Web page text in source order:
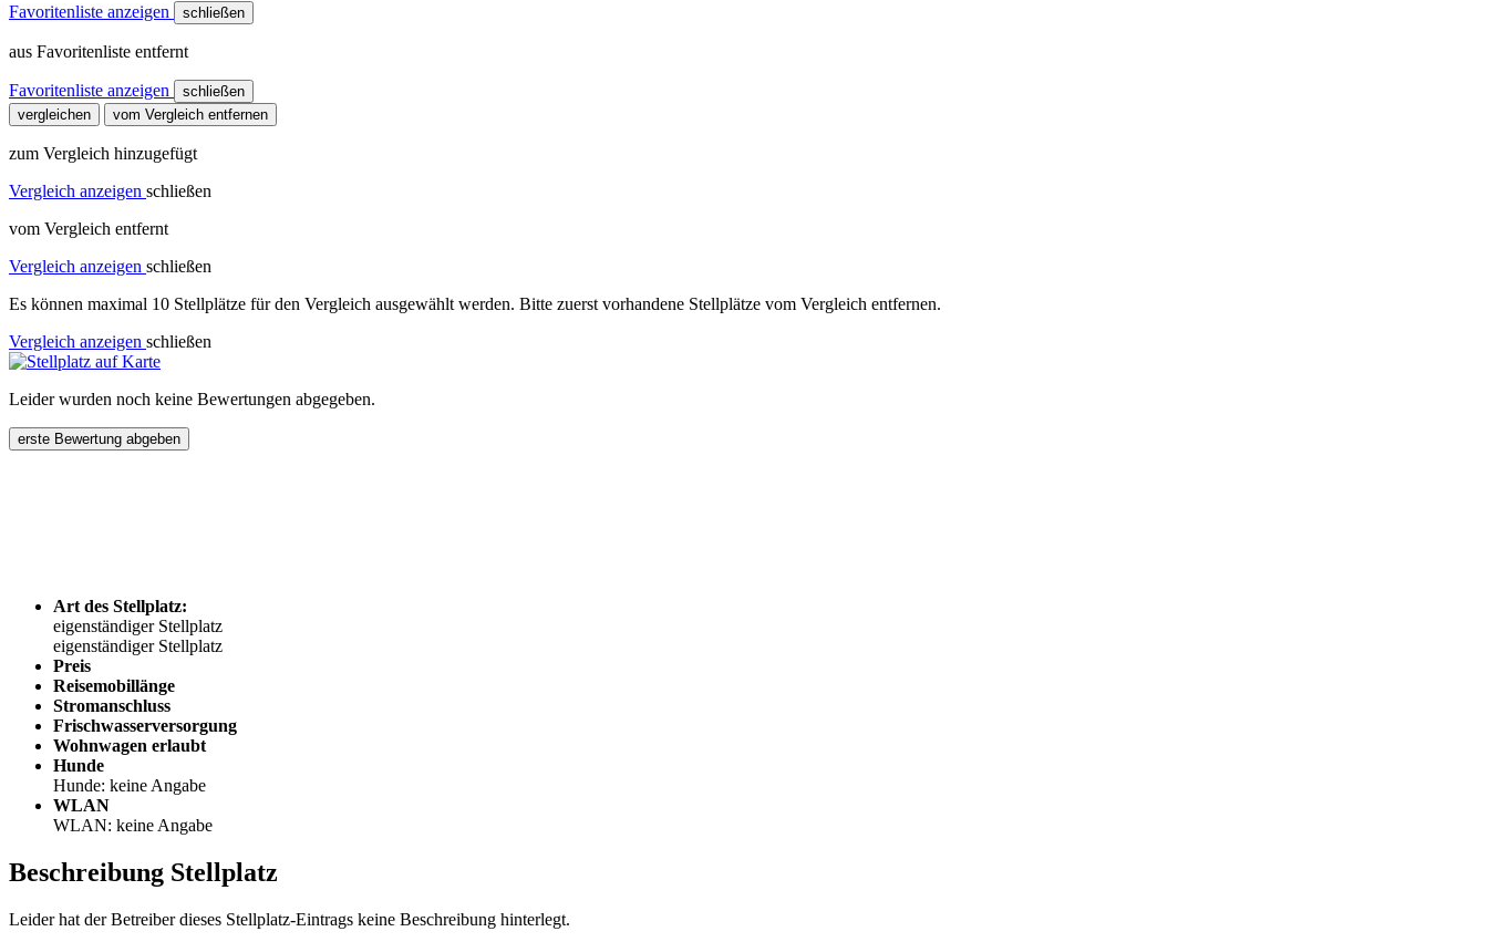
Favoritenliste anzeigen schließen
aus Favoritenliste entfernt
Favoritenliste anzeigen
schließen
vergleichen
vom Vergleich entfernen
zum Vergleich hinzugefügt
Vergleich anzeigen schließen
vom Vergleich entfernt
Vergleich anzeigen schließen
Es können maximal 10 Stellplätze für den Vergleich ausgewählt werden. Bitte zuerst vorhandene Stellplätze vom Vergleich entfernen.
Vergleich anzeigen schließen
Leider wurden noch keine Bewertungen abgegeben.
erste Bewertung abgeben
Art des Stellplatz:
eigenständiger Stellplatz
eigenständiger Stellplatz
Preis
Reisemobillänge
Stromanschluss
Frischwasserversorgung
Wohnwagen erlaubt
Hunde
Hunde: keine Angabe
WLAN
WLAN: keine Angabe
Beschreibung Stellplatz
Leider hat der Betreiber dieses Stellplatz-Eintrags keine Beschreibung hinterlegt.